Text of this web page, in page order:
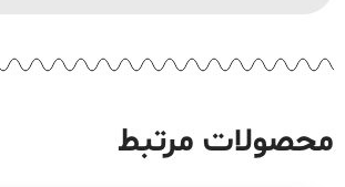
محصولات مرتبط